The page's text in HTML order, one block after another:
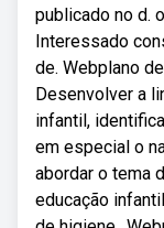
publicado no d.
Interessado
de. Webplano
Desenvolver a
infantil,
em especial o
abordar o tema
educação